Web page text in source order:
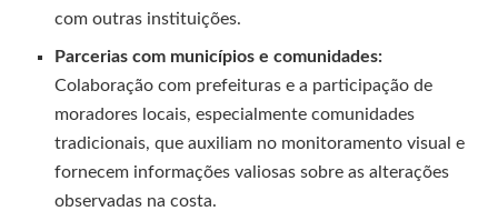
com outras instituições.
Parcerias com municípios e comunidades:
Colaboração com prefeituras e a participação de
moradores locais, especialmente comunidades
tradicionais, que auxiliam no monitoramento visual e
fornecem informações valiosas sobre as alterações
observadas na costa.